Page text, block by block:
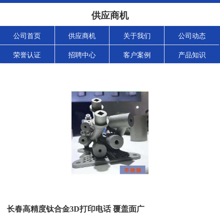
供应商机
公司首页 供应商机 关于我们 公司动态
荣誉认证 招聘中心 客户案例 产品知识
长春高精度钛合金3D打印电话 覆盖面广